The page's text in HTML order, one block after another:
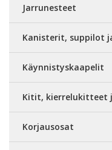
Jarrunesteet
Kanisterit, suppilot
Käynnistyskaapelit
Kitit, kierrelukitteet
Korjausosat